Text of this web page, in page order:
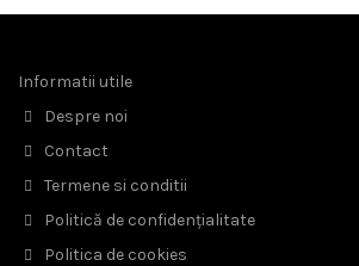
Informatii utile
Despre noi
Contact
Termene si conditii
Politică de confidențialitate
Politica de cookies